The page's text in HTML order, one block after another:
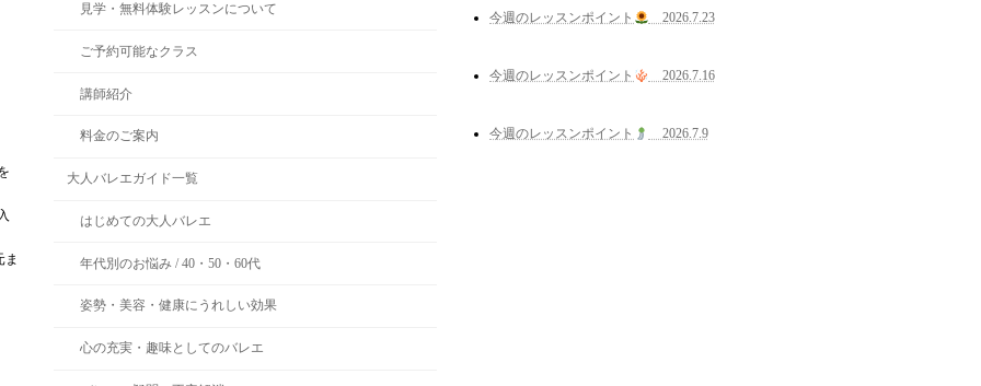
ま
見学・無料体験レッスンについて
ご予約可能なクラス
講師紹介
料金のご案内
大人バレエガイド一覧
はじめての大人バレエ
年代別のお悩み / 40・50・60代
姿勢・美容・健康にうれしい効果
心の充実・趣味としてのバレエ
今週のレッスンポイント 2026.7.23
今週のレッスンポイント 2026.7.16
今週のレッスンポイント 2026.7.9